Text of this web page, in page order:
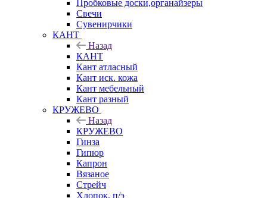
Пробковые доски,органайзеры
Свечи
Сувенирчики
КАНТ
Назад
КАНТ
Кант атласный
Кант иск. кожа
Кант мебельный
Кант разный
КРУЖЕВО
Назад
КРУЖЕВО
Гинза
Гипюр
Капрон
Вязаное
Стрейч
Хлопок, п/э